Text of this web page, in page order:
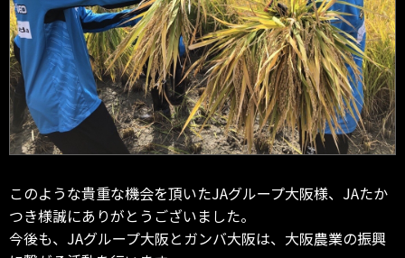
このような貴重な機会を頂いたJAグループ大阪様、JAたか
つき様誠にありがとうございました。
今後も、JAグループ大阪とガンバ大阪は、大阪農業の振興